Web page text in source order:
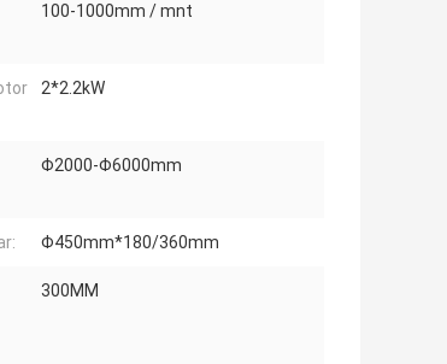
100-1000mm / mnt
2*2.2kW
Φ2000-Φ6000mm
Φ450mm*180/360mm
300MM